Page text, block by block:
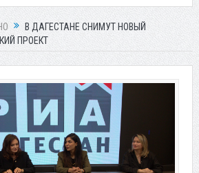
В ДАГЕСТАНЕ СНИМУТ НОВЫЙ
ПРОЕКТ